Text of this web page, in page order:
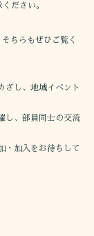
ださい。
ちらもぜひご覧く
ざし、地域イベント
し、部員同士の交流
・加入をお待ちして